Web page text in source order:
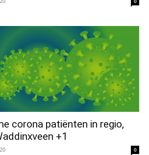
corona patiënten in regio,
+1
0